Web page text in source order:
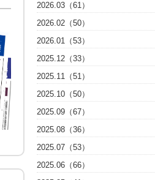
2026.03（61）
2026.02（50）
2026.01（53）
2025.12（33）
2025.11（51）
2025.10（50）
2025.09（67）
2025.08（36）
2025.07（53）
2025.06（66）